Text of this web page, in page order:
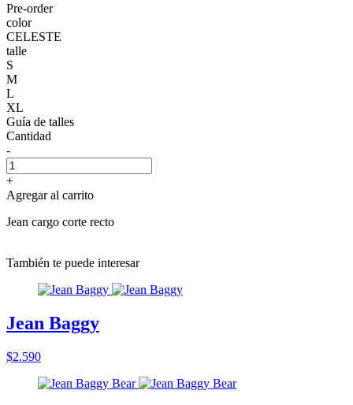
Pre-order
color
CELESTE
talle
S
M
L
XL
Guía de talles
Cantidad
-
+
Agregar al carrito
Jean cargo corte recto
También te puede interesar
Jean Baggy
$2.590